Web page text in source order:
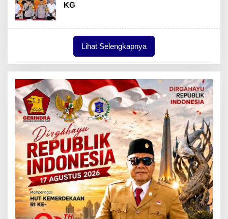
KG
Lihat Selengkapnya